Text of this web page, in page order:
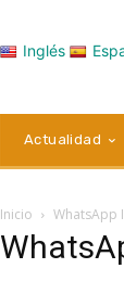
Inglés
Actualidad
Inicio WhatsApp